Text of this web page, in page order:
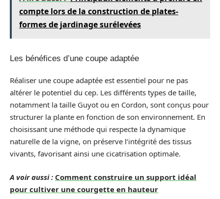
compte lors de la construction de plates-
formes de jardinage surélevées
Les bénéfices d’une coupe adaptée
Réaliser une coupe adaptée est essentiel pour ne pas
altérer le potentiel du cep. Les différents types de taille,
notamment la taille Guyot ou en Cordon, sont conçus pour
structurer la plante en fonction de son environnement. En
choisissant une méthode qui respecte la dynamique
naturelle de la vigne, on préserve l’intégrité des tissus
vivants, favorisant ainsi une cicatrisation optimale.
A voir aussi : Comment construire un support idéal
pour cultiver une courgette en hauteur